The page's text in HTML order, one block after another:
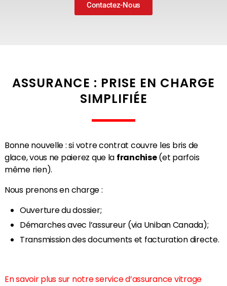
Contactez-Nous
ASSURANCE : PRISE EN CHARGE
SIMPLIFIÉE
Bonne nouvelle : si votre contrat couvre les bris de
glace, vous ne paierez que la franchise(et parfois
même rien).
Nous prenons en charge :
Ouverture du dossier;
Démarches avec l’assureur (via Uniban Canada);
Transmission des documents et facturation directe.
En savoir plus sur notre service d’assurance vitrage